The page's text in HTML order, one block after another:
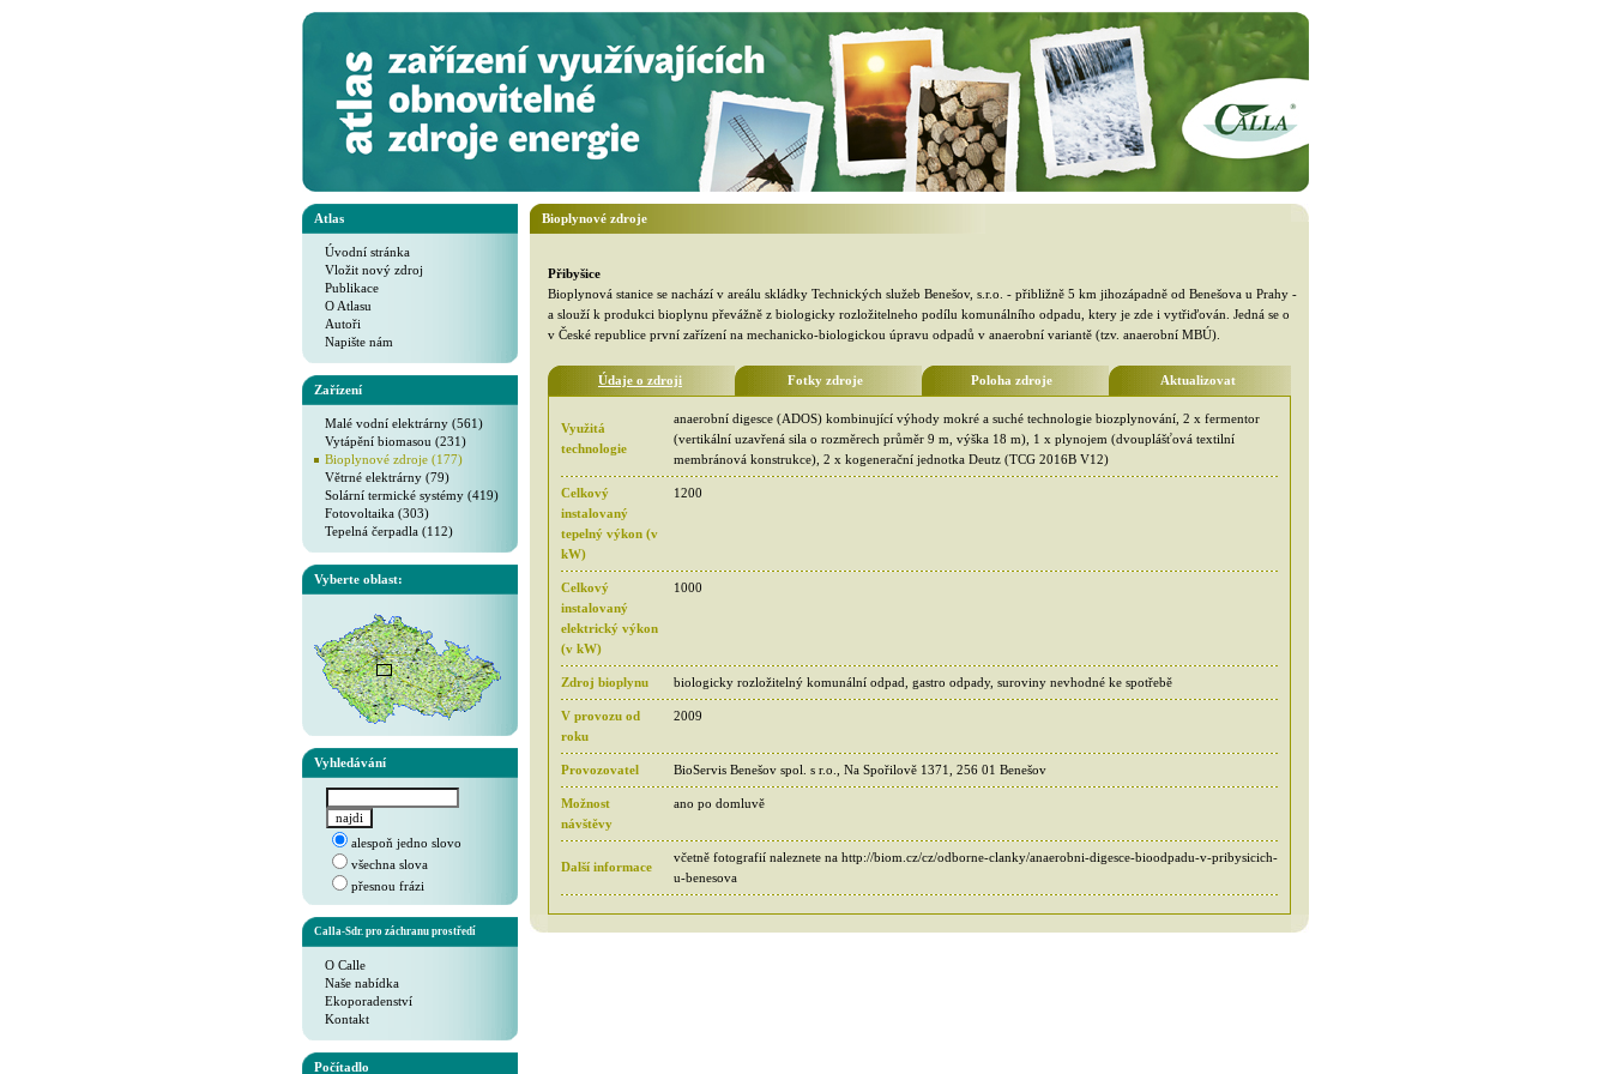
Atlas
Úvodní stránka
Vložit nový zdroj
Publikace
O Atlasu
Autoři
Napište nám
Zařízení
Malé vodní elektrárny (561)
Vytápění biomasou (231)
Bioplynové zdroje (177)
Větrné elektrárny (79)
Solární termické systémy (419)
Fotovoltaika (303)
Tepelná čerpadla (112)
Vyberte oblast:
Vyhledávání
alespoň jedno slovo
všechna slova
přesnou frázi
Calla-Sdr. pro záchranu prostředí
O Calle
Naše nabídka
Ekoporadenství
Kontakt
Počítadlo
Bioplynové zdroje
Přibyšice
Bioplynová stanice se nachází v areálu skládky Technických služeb Benešov, s.r.o. - přibližně 5 km jihozápadně od Benešova u Prahy -
a slouží k produkci bioplynu převážně z biologicky rozložitelneho podílu komunálního odpadu, ktery je zde i vytřiďován. Jedná se o
v České republice první zařízení na mechanicko-biologickou úpravu odpadů v anaerobní variantě (tzv. anaerobní MBÚ).
Údaje o zdroji Fotky zdroje Poloha zdroje Aktualizovat
Využitá
technologie
anaerobní digesce (ADOS) kombinující výhody mokré a suché technologie biozplynování, 2 x fermentor
(vertikální uzavřená sila o rozměrech průměr 9 m, výška 18 m), 1 x plynojem (dvouplášťová textilní
membránová konstrukce), 2 x kogenerační jednotka Deutz (TCG 2016B V12)
Celkový
instalovaný
tepelný výkon (v
kW)
1200
Celkový
instalovaný
elektrický výkon
(v kW)
1000
Zdroj bioplynu biologicky rozložitelný komunální odpad, gastro odpady, suroviny nevhodné ke spotřebě
V provozu od
roku
2009
Provozovatel BioServis Benešov spol. s r.o., Na Spořilově 1371, 256 01 Benešov
Možnost
návštěvy
ano po domluvě
Další informace
včetně fotografií naleznete na http://biom.cz/cz/odborne-clanky/anaerobni-digesce-bioodpadu-v-pribysicich-
u-benesova